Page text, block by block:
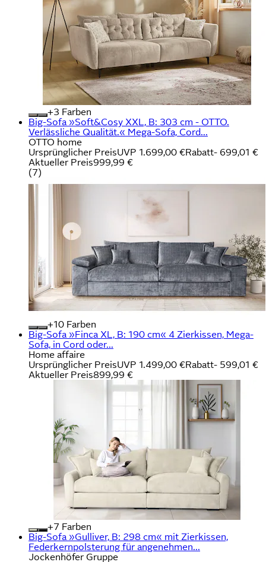
+
Farben
Big-Sofa »Soft&Cosy XXL, B: 303 cm - OTTO.
Verlässliche Qualität.« Mega-Sofa, Cord...
OTTO home
Ursprünglicher PreisUVP 1.699,00 €Rabatt- 699,01 €
Aktueller Preis999,99 €
(7)
+
Farben
Big-Sofa »Finca XL, B: 190 cm« 4 Zierkissen, Mega-
Sofa, in Cord oder...
Home affaire
Ursprünglicher PreisUVP 1.499,00 €Rabatt- 599,01 €
Aktueller Preis899,99 €
+
Farben
Big-Sofa »Gulliver, B: 298 cm« mit Zierkissen,
Federkernpolsterung für angenehmen...
Jockenhöfer Gruppe